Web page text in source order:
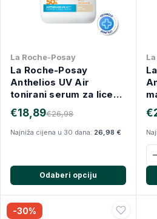
La Roche-Posay
La Roche-Posay
Anthelios UV Air
tonirani serum za lice
SPF50+ 50 ml
€26,98
€18,89
Najniža cijena u 30 dana: 26,98 €
Odaberi opciju
−
-30%